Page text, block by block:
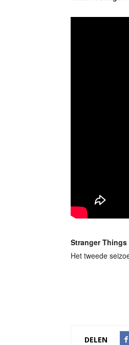
Stranger
Het tweede
DELEN